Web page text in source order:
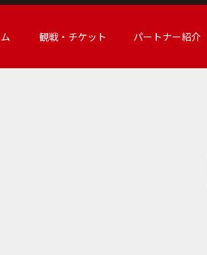
観戦・チケット パートナー紹介